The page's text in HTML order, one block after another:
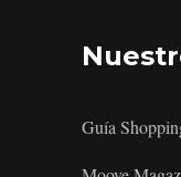
Guía